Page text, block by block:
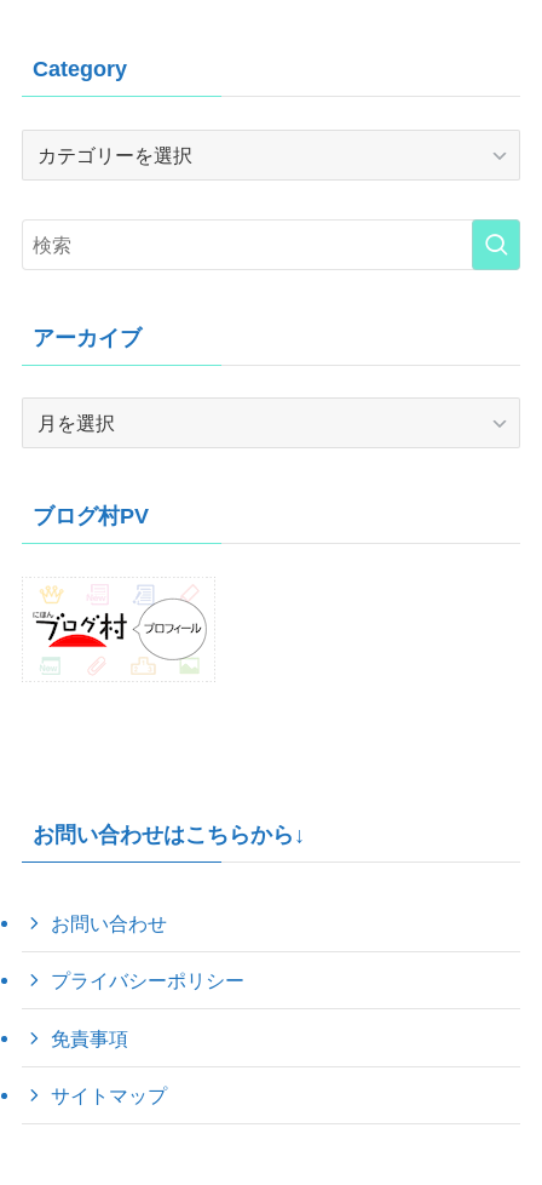
Category
Category
アーカイブ
ブ
ブログ村PV
お問い合わせはこちらから↓
お問い合わせ
プライバシーポリシー
免責事項
サイトマップ